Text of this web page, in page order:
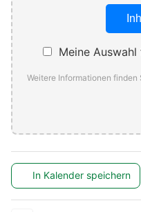
Meine
Weitere Informationen finden
In Kalender speichern